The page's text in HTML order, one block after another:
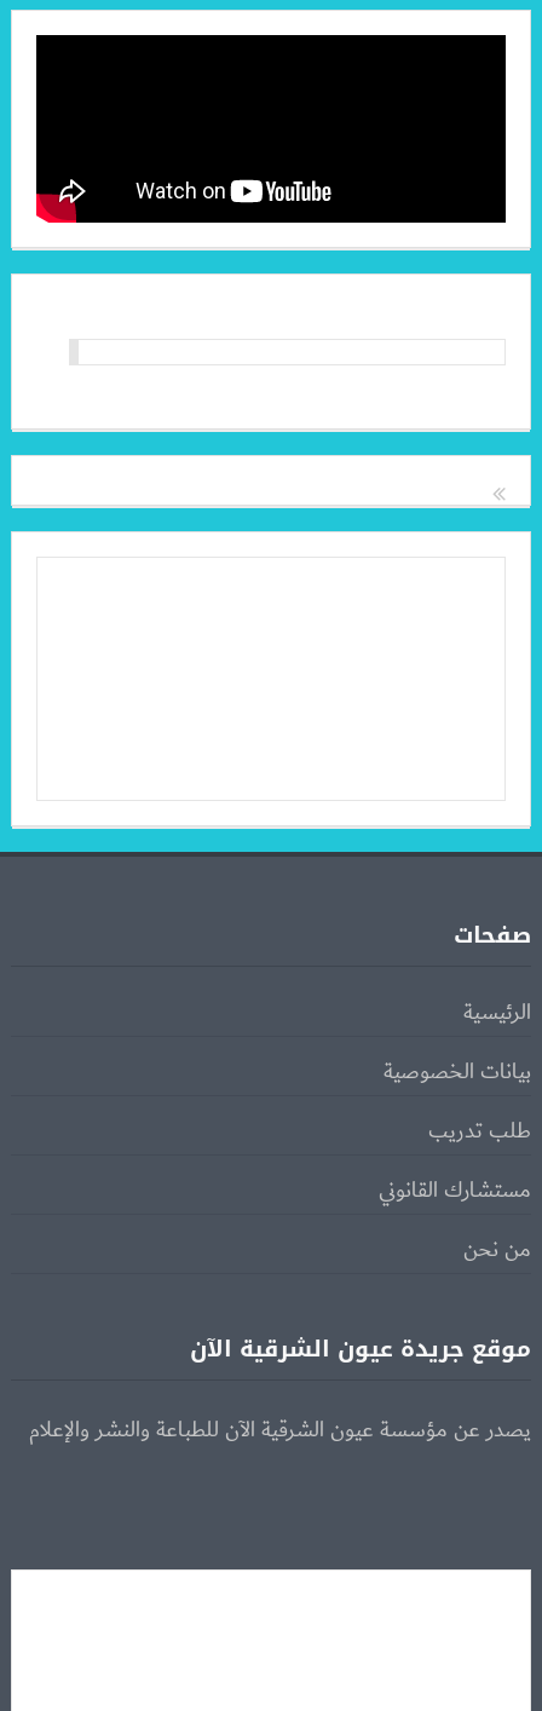
صفحات
الرئيسية
بيانات الخصوصية
طلب تدريب
مستشارك القانوني
من نحن
موقع جريدة عيون الشرقية الآن
يصدر عن مؤسسة عيون الشرقية الآن للطباعة والنشر والإعلام